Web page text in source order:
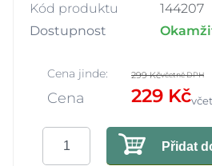
Kód produktu
144207
Dostupnost
Cena jinde: 299 Kčvčetně DPH
Cena 229 Kč
Přidat